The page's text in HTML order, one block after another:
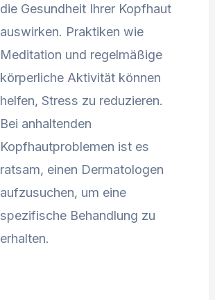
die Gesundheit Ihrer Kopfhaut
auswirken. Praktiken wie
Meditation und regelmäßige
körperliche Aktivität können
helfen, Stress zu reduzieren.
Bei anhaltenden
Kopfhautproblemen ist es
ratsam, einen Dermatologen
aufzusuchen, um eine
spezifische Behandlung zu
erhalten.